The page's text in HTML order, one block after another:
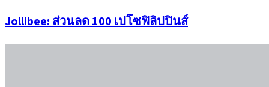
Jollibee: ส่วนลด 100 เปโซฟิลิปปินส์